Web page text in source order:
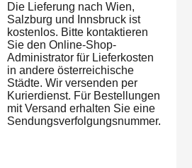
Die Lieferung nach Wien,
Salzburg und Innsbruck ist
kostenlos. Bitte kontaktieren
Sie den Online-Shop-
Administrator für Lieferkosten
in andere österreichische
Städte. Wir versenden per
Kurierdienst. Für Bestellungen
mit Versand erhalten Sie eine
Sendungsverfolgungsnummer.